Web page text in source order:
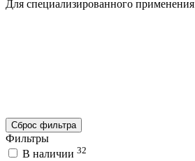
Для специализированного применения
Сброс фильтра
Фильтры
В наличии 32